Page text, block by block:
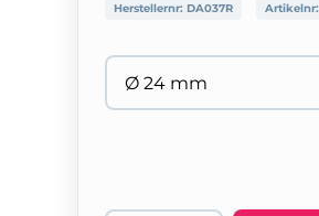
Herstellernr: DA037R Artikelnr: